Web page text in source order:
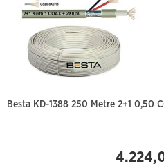
Besta KD-1388 250 Metre 2+1 0,50